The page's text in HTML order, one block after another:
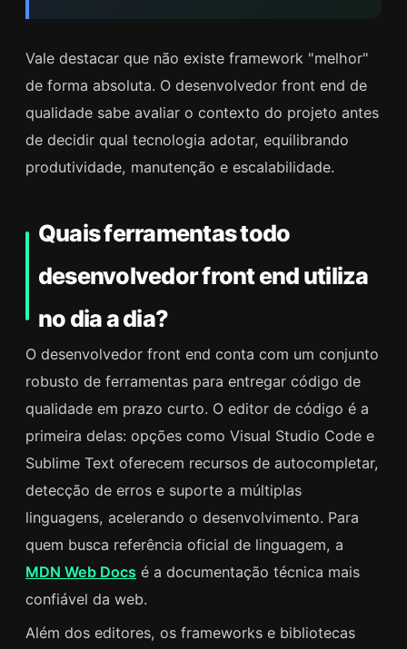
Vale destacar que não existe framework "melhor"
de forma absoluta. O desenvolvedor front end de
qualidade sabe avaliar o contexto do projeto antes
de decidir qual tecnologia adotar, equilibrando
produtividade, manutenção e escalabilidade.
Quais ferramentas todo
desenvolvedor front end utiliza
no dia a dia?
O desenvolvedor front end conta com um conjunto
robusto de ferramentas para entregar código de
qualidade em prazo curto. O editor de código é a
primeira delas: opções como Visual Studio Code e
Sublime Text oferecem recursos de autocompletar,
detecção de erros e suporte a múltiplas
linguagens, acelerando o desenvolvimento. Para
quem busca referência oficial de linguagem, a
MDN Web Docs é a documentação técnica mais
confiável da web.
Além dos editores, os frameworks e bibliotecas